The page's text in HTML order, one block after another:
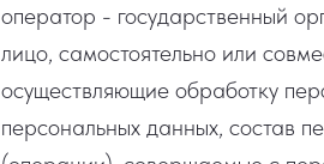
оператор - государственный
лицо, самостоятельно или
осуществляющие обработку
персональных данных, состав